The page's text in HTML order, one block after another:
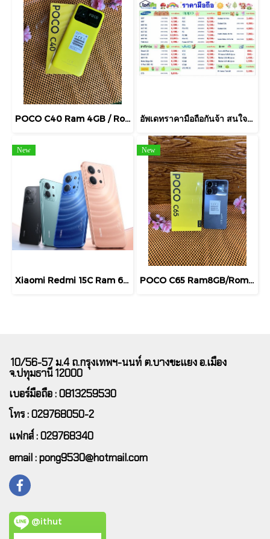
POCO C40 Ram 4GB / Rom 64GB จอ 6.71 แบตเตอรี่ 6,000mAh กล้องดิจิตอล 13+2MP ฟรี หูฟัง อัพเดทราคามือถือกันจ้า สนใจสอบถามได้นะคะ
New
Xiaomi Redmi 15C Ram 6GB / Rom 128GB จอ 6.9 HD+ แบตเตอรี่ 6000mAh เครื่องศูนย์ไทย รับประกัน 15 เดือน
New
POCO C65 Ram8GB/Rom256GB รุ่นใหม่ จอ 6.74 รับประกัน ศุนย์ 1ปี ชิปเซ็ตทรงพลัง MediaTek Helio G85 กล้อง ฟรี ฟิล์ม+หูฟัง
10/56-57 ม.4 ถ.กรุงเทพฯ-นนท์ ต.บางขะแยง อ.เมือง
จ.ปทุมธานี 12000
เบอร์มือถือ : 0813259530
โทร : 029768050-2
แฟกส์ : 029768340
email : pong9530@hotmail.com
@ithut